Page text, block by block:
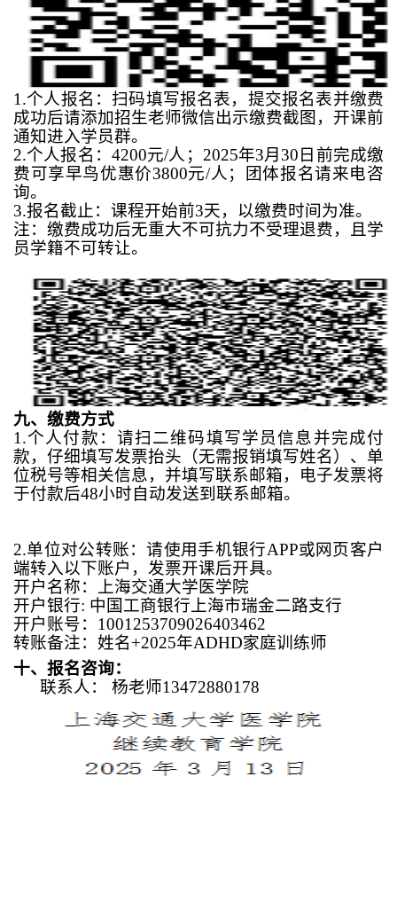
1 .个人报名：扫码填写报名表，提交报名表并缴费
成功后请添加招生老师微信出示缴费截图，开课前
通知进入学员群。
2.个人报名： 4200元/人； 2025年3月 30日前完成缴
费可享早鸟优惠价3800元/人；团体报名请来电咨
询。
3.报名截止：课程开始前3天，以缴费时间为准。
注：缴费成功后无重大不可抗力不受理退费，且学
员学籍不可转让。
九、缴费方式
1 .个人付款：请扫二维码填写学员信息并完成付
款，仔细填写发票抬头（无需报销填写姓名）、单
位税号等相关信息，并填写联系邮箱，电子发票将
于付款后48小时自动发送到联系邮箱。
2.单位对公转账：请使用手机银行APP或网页客户
端转入以下账户，发票开课后开具。
开户名称：上海交通大学医学院
开户银行: 中国工商银行上海市瑞金二路支行
开户账号： 1001253709026403462
转账备注：姓名+2025年ADHD家庭训练师
十、 报名咨询：
联系人：
杨老师134728801 78